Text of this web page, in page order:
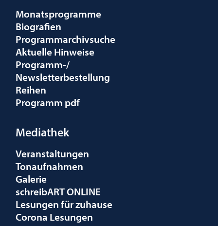
Monatsprogramme
Biografien
Programmarchivsuche
Aktuelle Hinweise
Programm-/
Newsletterbestellung
Reihen
Programm pdf
Mediathek
Veranstaltungen
Tonaufnahmen
Galerie
schreibART ONLINE
Lesungen für zuhause
Corona Lesungen